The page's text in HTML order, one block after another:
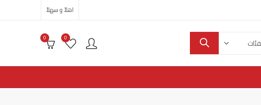
اهلاً و سهلاً
0
0